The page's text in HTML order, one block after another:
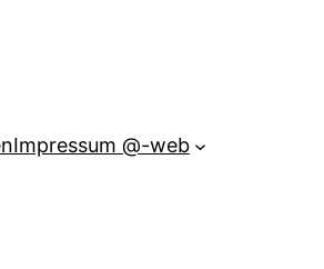
Impressum @-web